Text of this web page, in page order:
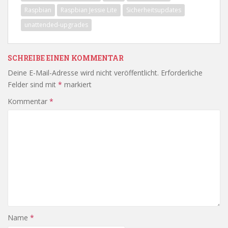
Raspbian
Raspbian Jessie Lite
Sicherheitsupdates
unattended-upgrades
SCHREIBE EINEN KOMMENTAR
Deine E-Mail-Adresse wird nicht veröffentlicht. Erforderliche
Felder sind mit * markiert
Kommentar *
Name *